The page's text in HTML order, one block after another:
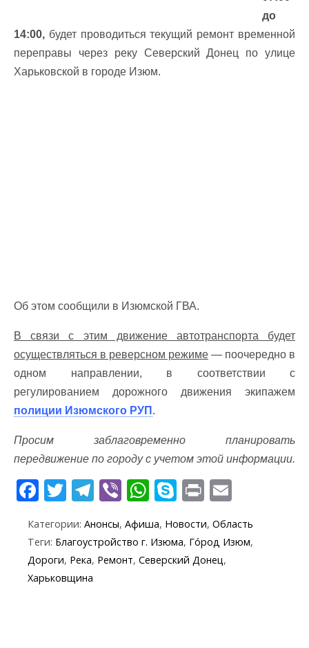
до
14:00, будет проводиться текущий ремонт временной
переправы через реку Северский Донец по улице
Харьковской в городе Изюм.
Об этом сообщили в Изюмской ГВА.
В связи с этим движение автотранспорта будет
осуществляться в реверсном режиме — поочередно в
одном направлении, в соответствии с
регулированием дорожного движения экипажем
полиции Изюмского РУП .
Просим заблаговременно планировать
передвижение по городу с учетом этой информации.
F
e
b
o
T
itt
er
T
e
gr
Vi
b
er
W
at
s
S
y
p
Pr
in
t ai
Категории: Анонсы, Афиша, Новости, Область
Теги: Благоустройство г. Изюма, Го́род Изюм,
Дороги, Река, Ремонт, Северский Донец,
Харьковщина